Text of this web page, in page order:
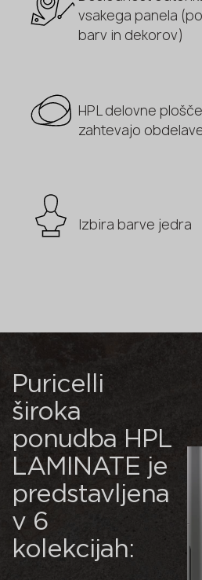
vsakega panela
barv in dekorov)
HPL delovne
zahtevajo
Izbira barve jedra
Puricelli
široka
ponudba HPL
LAMINATE je
predstavljena
v 6
kolekcijah: